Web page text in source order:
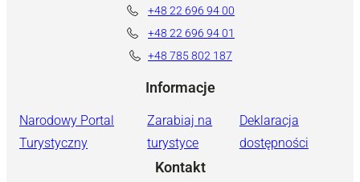
+48 22 696 94 00
+48 22 696 94 01
+48 785 802 187
Informacje
Narodowy Portal
Turystyczny
Zarabiaj na
turystyce
Deklaracja
dostępności
Kontakt